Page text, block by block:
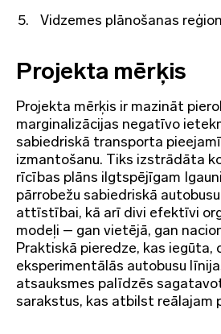
Vidzemes plānošanas
Projekta mērķis
Projekta mērķis ir mazināt
marginalizācijas negatīvo
sabiedriskā transporta
izmantošanu. Tiks izstrādāta
rīcības plāns ilgtspējīgam
pārrobežu sabiedriskā
attīstībai, kā arī divi efektīvi
modeļi – gan vietējā, gan
Praktiskā pieredze, kas iegūta,
eksperimentālās autobusu
atsauksmes palīdzēs
sarakstus, kas atbilst reālajam